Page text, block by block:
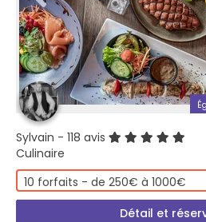
Sylvain - 118 avis
Culinaire
10 forfaits - de 250€ à 1000€
Détail et